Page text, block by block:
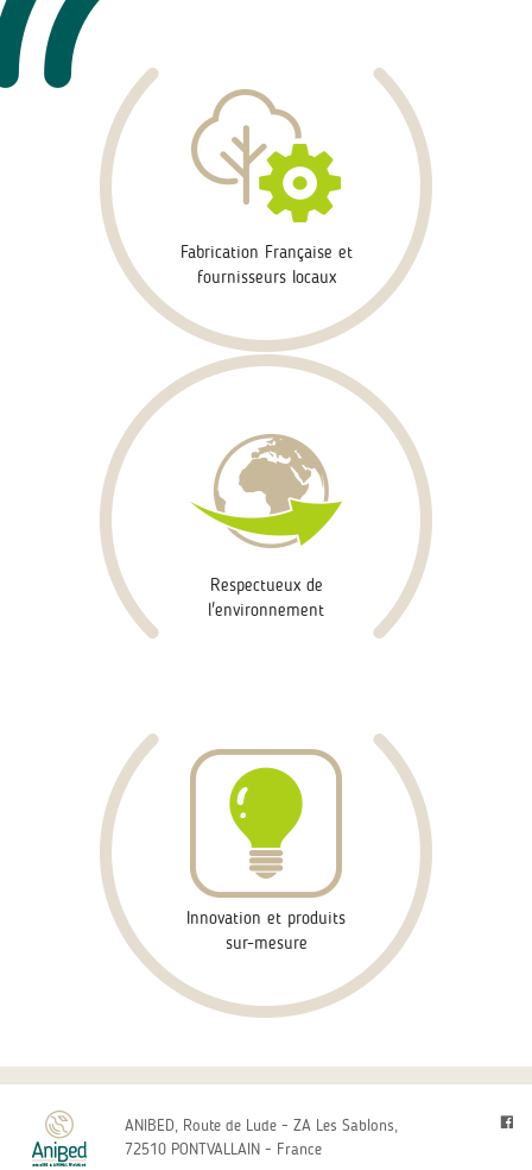
Fabrication Française et
fournisseurs locaux
Respectueux de
l'environnement
Innovation et produits
sur-mesure
ANIBED, Route de Lude - ZA Les Sablons,
72510 PONTVALLAIN - France